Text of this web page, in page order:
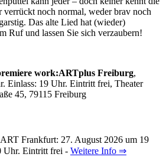
noch normal, weder brav noch
Das alte Lied hat (wieder)
Ruf und lassen Sie sich verzaubern!
work:ARTplus Freiburg,
Einlass: 19 Uhr. Eintritt frei, Theater
45, 79115 Freiburg
Frankfurt: 27. August 2026 um 19
Uhr. Eintritt frei - Weitere Info ⇒